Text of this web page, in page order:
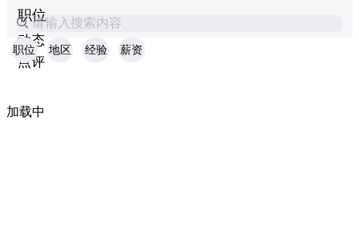
职位
动态
点评
请输入搜索内容
职位 地区 经验 薪资
加载中